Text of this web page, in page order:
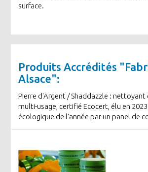
surface.
Produits Accrédités
Alsace":
PIerre d'Argent / Shaddazzle : nettoyant
multi-usage, certifié Ecocert, élu en
écologique de l'année par un panel de